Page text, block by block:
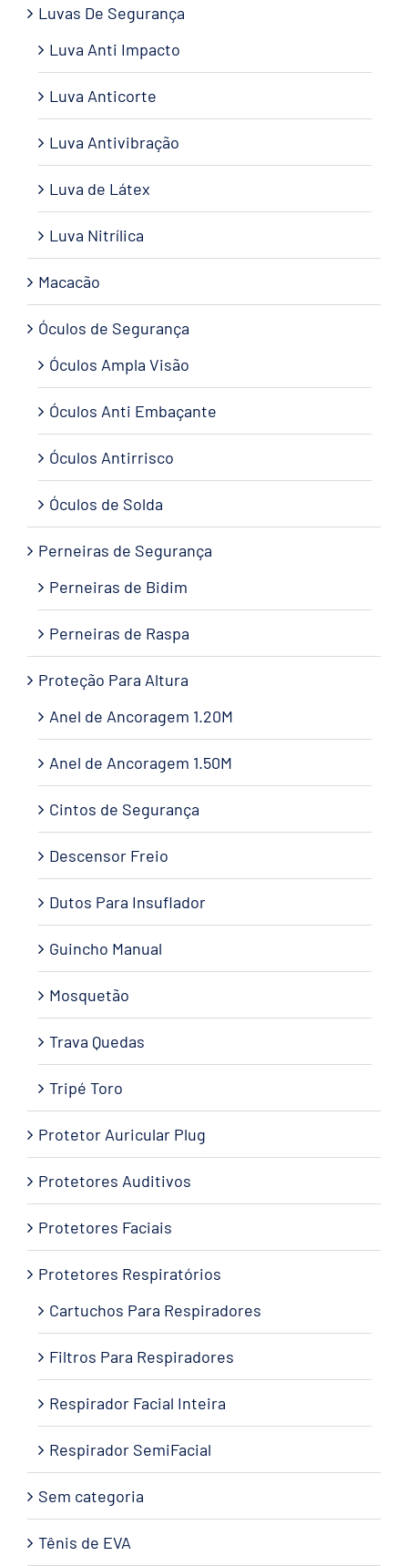
Luvas De Segurança
Luva Anti Impacto
Luva Anticorte
Luva Antivibração
Luva de Látex
Luva Nitrílica
Macacão
Óculos de Segurança
Óculos Ampla Visão
Óculos Anti Embaçante
Óculos Antirrisco
Óculos de Solda
Perneiras de Segurança
Perneiras de Bidim
Perneiras de Raspa
Proteção Para Altura
Anel de Ancoragem 1.20M
Anel de Ancoragem 1.50M
Cintos de Segurança
Descensor Freio
Dutos Para Insuflador
Guincho Manual
Mosquetão
Trava Quedas
Tripé Toro
Protetor Auricular Plug
Protetores Auditivos
Protetores Faciais
Protetores Respiratórios
Cartuchos Para Respiradores
Filtros Para Respiradores
Respirador Facial Inteira
Respirador SemiFacial
Sem categoria
Tênis de EVA